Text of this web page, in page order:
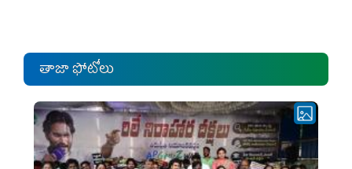
తాజా ఫోటోలు